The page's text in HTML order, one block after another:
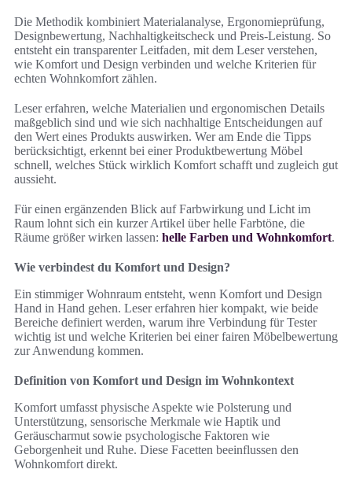
Die Methodik kombiniert Materialanalyse, Ergonomieprüfung,
Designbewertung, Nachhaltigkeitscheck und Preis-Leistung. So
entsteht ein transparenter Leitfaden, mit dem Leser verstehen,
wie Komfort und Design verbinden und welche Kriterien für
echten Wohnkomfort zählen.
Leser erfahren, welche Materialien und ergonomischen Details
maßgeblich sind und wie sich nachhaltige Entscheidungen auf
den Wert eines Produkts auswirken. Wer am Ende die Tipps
berücksichtigt, erkennt bei einer Produktbewertung Möbel
schnell, welches Stück wirklich Komfort schafft und zugleich gut
aussieht.
Für einen ergänzenden Blick auf Farbwirkung und Licht im
Raum lohnt sich ein kurzer Artikel über helle Farbtöne, die
Räume größer wirken lassen: helle Farben und Wohnkomfort.
Wie verbindest du Komfort und Design?
Ein stimmiger Wohnraum entsteht, wenn Komfort und Design
Hand in Hand gehen. Leser erfahren hier kompakt, wie beide
Bereiche definiert werden, warum ihre Verbindung für Tester
wichtig ist und welche Kriterien bei einer fairen Möbelbewertung
zur Anwendung kommen.
Definition von Komfort und Design im Wohnkontext
Komfort umfasst physische Aspekte wie Polsterung und
Unterstützung, sensorische Merkmale wie Haptik und
Geräuscharmut sowie psychologische Faktoren wie
Geborgenheit und Ruhe. Diese Facetten beeinflussen den
Wohnkomfort direkt.